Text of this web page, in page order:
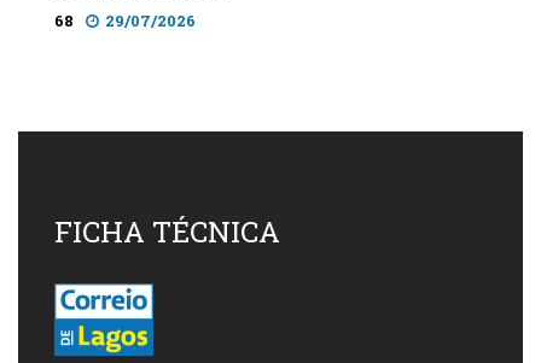
68 29/07/2026
FICHA TÉCNICA